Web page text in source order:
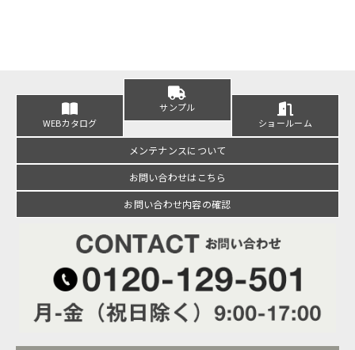
WEBカタログ
サンプル
ショールーム
メンテナンスについて
お問い合わせはこちら
お問い合わせ内容の確認